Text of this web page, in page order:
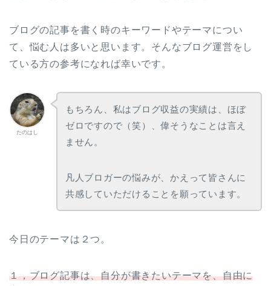
ブログの記事を書く時のキーワードやテーマについ
て、悩む人は多いと思います。そんなブログ運営をし
ている方の参考になれば幸いです。
たのはし
もちろん、私はブログ収益の実績は、ほぼ
ゼロですので（笑）、偉そうなことは言え
ません。
凡人ブロガーの悩みが、かえって皆さんに
共感していただけることを願っています。
今日のテーマは２つ。
１，ブログ記事は、自分が書きたいテーマを、自由に